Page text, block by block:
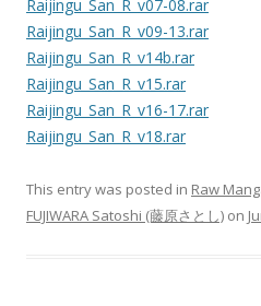
Raijingu_San_R_v07-08.rar
Raijingu_San_R_v09-13.rar
Raijingu_San_R_v14b.rar
Raijingu_San_R_v15.rar
Raijingu_San_R_v16-17.rar
Raijingu_San_R_v18.rar
This entry was posted in Raw
FUJIWARA Satoshi (藤原さとし) on